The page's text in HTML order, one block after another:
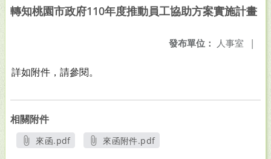
轉知桃園市政府110年度推動員工協助方案實施計畫
發布單位： 人事室 |
詳如附件，請參閱。
相關附件
來函.pdf
來函附件.pdf